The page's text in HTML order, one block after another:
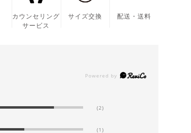
カウンセリング
サービス
サイズ交換 配送・送料
(2)
(1)